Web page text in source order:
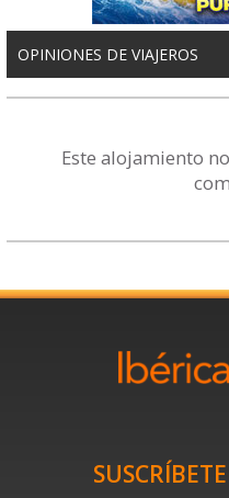
OPINIONES DE VIAJEROS
Este alojamiento